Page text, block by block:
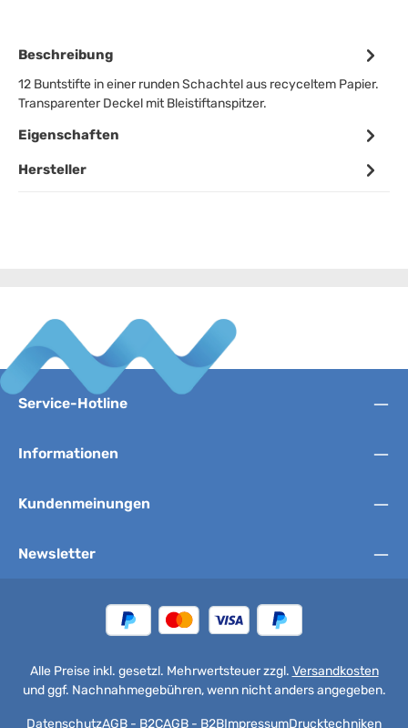
Beschreibung
12 Buntstifte in einer runden Schachtel aus recyceltem Papier.
Transparenter Deckel mit Bleistiftanspitzer.
Eigenschaften
Hersteller
Service-Hotline
Informationen
Kundenmeinungen
Newsletter
Alle Preise inkl. gesetzl. Mehrwertsteuer zzgl. Versandkosten
und ggf. Nachnahmegebühren, wenn nicht anders angegeben.
DatenschutzAGB - B2CAGB - B2BImpressumDrucktechniken